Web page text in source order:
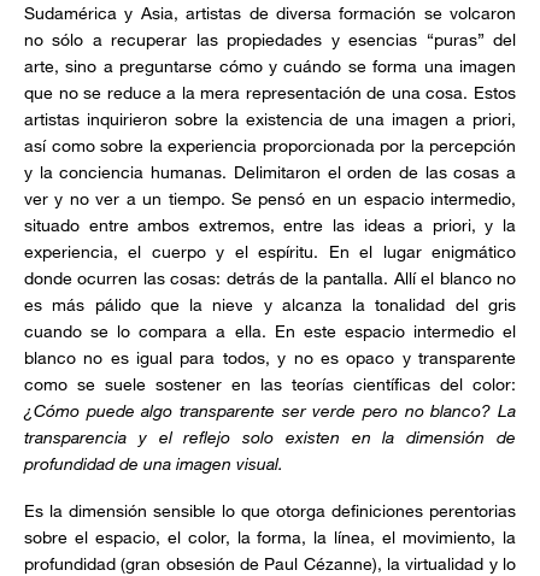
Sudamérica y Asia, artistas de diversa formación se volcaron
no sólo a recuperar las propiedades y esencias “puras” del
arte, sino a preguntarse cómo y cuándo se forma una imagen
que no se reduce a la mera representación de una cosa. Estos
artistas inquirieron sobre la existencia de una imagen a priori,
así como sobre la experiencia proporcionada por la percepción
y la conciencia humanas. Delimitaron el orden de las cosas a
ver y no ver a un tiempo. Se pensó en un espacio intermedio,
situado entre ambos extremos, entre las ideas a priori, y la
experiencia, el cuerpo y el espíritu. En el lugar enigmático
donde ocurren las cosas: detrás de la pantalla. Allí el blanco no
es más pálido que la nieve y alcanza la tonalidad del gris
cuando se lo compara a ella. En este espacio intermedio el
blanco no es igual para todos, y no es opaco y transparente
como se suele sostener en las teorías científicas del color:
¿Cómo puede algo transparente ser verde pero no blanco? La
transparencia y el reflejo solo existen en la dimensión de
profundidad de una imagen visual.
Es la dimensión sensible lo que otorga definiciones perentorias
sobre el espacio, el color, la forma, la línea, el movimiento, la
profundidad (gran obsesión de Paul Cézanne), la virtualidad y lo